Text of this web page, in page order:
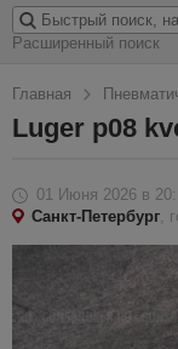
Расширенный поиск
Главная
Luger p08
01 Июня 2026 в
Санкт-Петербург,